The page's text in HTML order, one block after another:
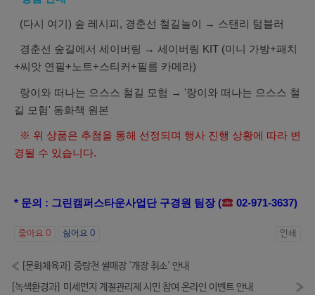
(다시 여기) 숲 레시피, 경춘선 철길놀이 → 스탠리 텀블러
경춘선 숲길에서 세이버링 → 세이버링 KIT (미니 가방+패치
+씨앗 연필+노트+스티커+필름 카메라)
랑이와 떠나는 으스스 철길 모험 → '랑이와 떠나는 으스스 철
길 모험' 동화책 원본
※ 위 상품은 추첨을 통해 선정되며 행사 진행 상황에 따라 변
경될 수 있습니다.
* 문의 : 그린캠퍼스타운사업단 구경원 팀장 ( 02-971-3637)
좋아요 0 싫어요 0 인쇄
« [문화체육과] 중랑천 썰매장 '개장 취소' 안내
[녹색환경과] 미세먼지 계절관리제 시민 참여 온라인 이벤트 안내
»